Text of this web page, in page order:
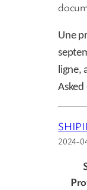
Une
ligne,
2024-